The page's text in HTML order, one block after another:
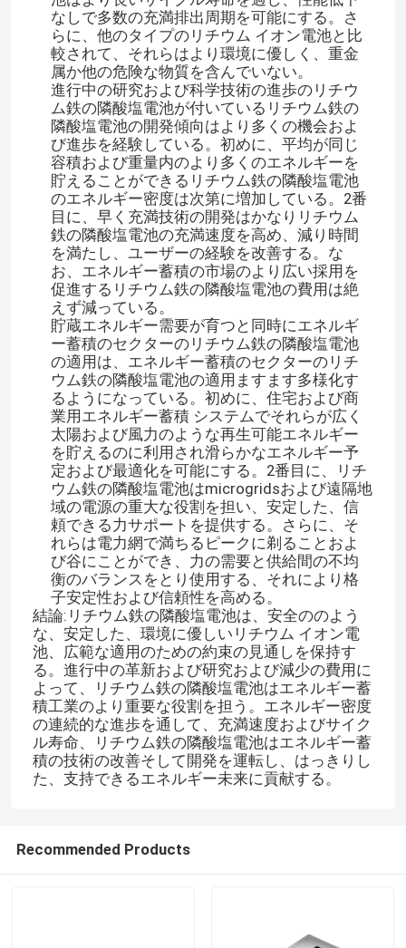
なしで多数の充満排出周期を可能にする。さ
らに、他のタイプのリチウム イオン電池と比
較されて、それらはより環境に優しく、重金
属か他の危険な物質を含んでいない。
進行中の研究および科学技術の進歩のリチウ
ム鉄の隣酸塩電池が付いているリチウム鉄の
隣酸塩電池の開発傾向はより多くの機会およ
び進歩を経験している。初めに、平均が同じ
容積および重量内のより多くのエネルギーを
貯えることができるリチウム鉄の隣酸塩電池
のエネルギー密度は次第に増加している。2番
目に、早く充満技術の開発はかなりリチウム
鉄の隣酸塩電池の充満速度を高め、減り時間
を満たし、ユーザーの経験を改善する。な
お、エネルギー蓄積の市場のより広い採用を
促進するリチウム鉄の隣酸塩電池の費用は絶
えず減っている。
貯蔵エネルギー需要が育つと同時にエネルギ
ー蓄積のセクターのリチウム鉄の隣酸塩電池
の適用は、エネルギー蓄積のセクターのリチ
ウム鉄の隣酸塩電池の適用ますます多様化す
るようになっている。初めに、住宅および商
業用エネルギー蓄積 システムでそれらが広く
太陽および風力のような再生可能エネルギー
を貯えるのに利用され滑らかなエネルギー予
定および最適化を可能にする。2番目に、リチ
ウム鉄の隣酸塩電池はmicrogridsおよび遠隔地
域の電源の重大な役割を担い、安定した、信
頼できる力サポートを提供する。さらに、そ
れらは電力網で満ちるピークに剃ることおよ
び谷にことができ、力の需要と供給間の不均
衡のバランスをとり使用する、それにより格
子安定性および信頼性を高める。
結論:リチウム鉄の隣酸塩電池は、安全ののよう
な、安定した、環境に優しいリチウム イオン電
池、広範な適用のための約束の見通しを保持す
る。進行中の革新および研究および減少の費用に
よって、リチウム鉄の隣酸塩電池はエネルギー蓄
積工業のより重要な役割を担う。エネルギー密度
の連続的な進歩を通して、充満速度およびサイク
ル寿命、リチウム鉄の隣酸塩電池はエネルギー蓄
積の技術の改善そして開発を運転し、はっきりし
た、支持できるエネルギー未来に貢献する。
Recommended Products